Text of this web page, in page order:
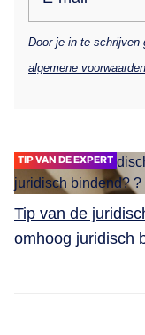
Door je in te schrijven
algemene voorwaarden
TIP VAN DE EXPERT
Tip van de
omhoog juridisch